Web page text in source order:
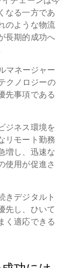
なる一方であ
のような物流
長期的成功へ
マネージャー
クノロジーの
先事項である
ジネス環境を
リモート勤務
増し、迅速な
使用が促進さ
きデジタルト
先し、ひいて
く適応できる